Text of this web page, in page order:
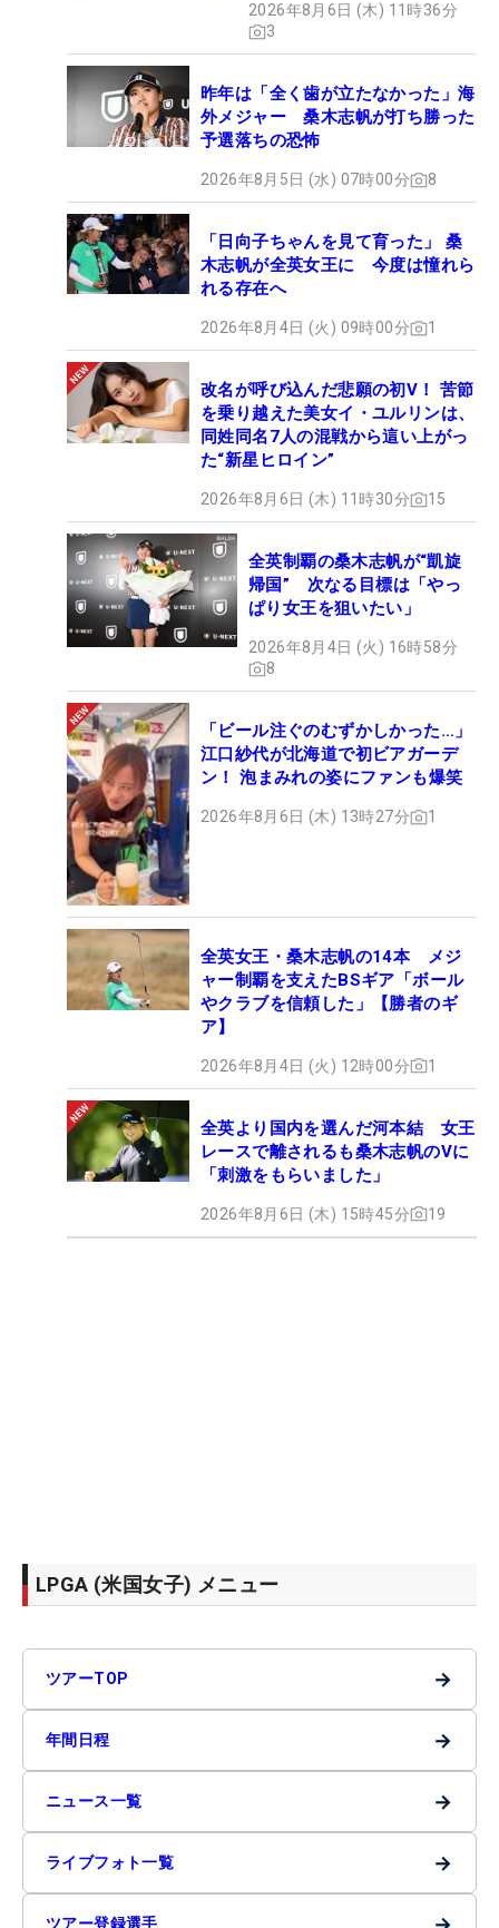
2026年8月6日 (木) 11時36分
3
昨年は「全く歯が立たなかった」海
外メジャー 桑木志帆が打ち勝った
予選落ちの恐怖
2026年8月5日 (水) 07時00分 8
「日向子ちゃんを見て育った」 桑
木志帆が全英女王に 今度は憧れら
れる存在へ
2026年8月4日 (火) 09時00分 1
改名が呼び込んだ悲願の初V！ 苦節
を乗り越えた美女イ・ユルリンは、
同姓同名7人の混戦から這い上がっ
た“新星ヒロイン”
2026年8月6日 (木) 11時30分 15
全英制覇の桑木志帆が“凱旋
帰国” 次なる目標は「やっ
ぱり女王を狙いたい」
2026年8月4日 (火) 16時58分
8
「ビール注ぐのむずかしかった…」
江口紗代が北海道で初ビアガーデ
ン！ 泡まみれの姿にファンも爆笑
2026年8月6日 (木) 13時27分 1
全英女王・桑木志帆の14本 メジ
ャー制覇を支えたBSギア「ボール
やクラブを信頼した」【勝者のギ
ア】
2026年8月4日 (火) 12時00分 1
全英より国内を選んだ河本結 女王
レースで離されるも桑木志帆のVに
「刺激をもらいました」
2026年8月6日 (木) 15時45分 19
LPGA (米国女子) メニュー
ツアーTOP →
年間日程 →
ニュース一覧 →
ライブフォト一覧 →
ツアー登録選手